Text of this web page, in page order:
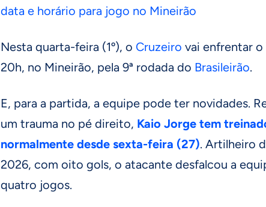
data e horário para jogo no Mineirão
Nesta quarta-feira (1º), o Cruzeiro vai enfrentar
20h, no Mineirão, pela 9ª rodada do Brasileirão.
E, para a partida, a equipe pode ter novidades.
um trauma no pé direito, Kaio Jorge tem
normalmente desde sexta-feira (27). Artilheiro
2026, com oito gols, o atacante desfalcou a
quatro jogos.